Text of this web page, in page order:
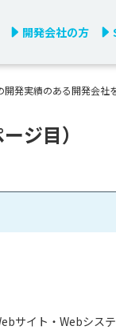
開発会社の方
開発実績のある開発会社
ジ目）
サイト・Webシス